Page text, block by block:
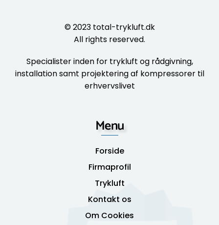
© 2023 total-trykluft.dk
All rights reserved.
Specialister inden for trykluft og rådgivning,
installation samt projektering af kompressorer til
erhvervslivet
Menu
Forside
Firmaprofil
Trykluft
Kontakt os
Om Cookies